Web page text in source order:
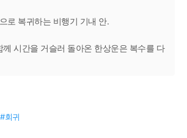
로 복귀하는 비행기 기내 안.
께 시간을 거슬러 돌아온 한상운은 복수를 다
회귀